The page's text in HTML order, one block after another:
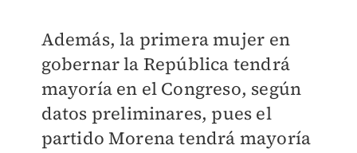
Además, la primera mujer en
gobernar la República tendrá
mayoría en el Congreso, según
datos preliminares, pues el
partido Morena tendrá mayoría